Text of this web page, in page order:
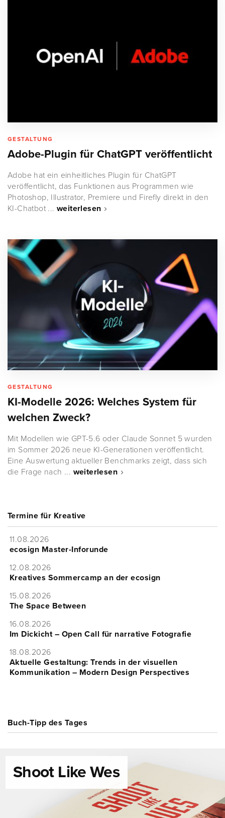
GESTALTUNG
Adobe-Plugin für ChatGPT veröffentlicht
Adobe hat ein einheitliches Plugin für ChatGPT
veröffentlicht, das Funktionen aus Programmen wie
Photoshop, Illustrator, Premiere und Firefly direkt in den
KI-Chatbot ...weiterlesen
GESTALTUNG
KI-Modelle 2026: Welches System für
welchen Zweck?
Mit Modellen wie GPT-5.6 oder Claude Sonnet 5 wurden
im Sommer 2026 neue KI-Generationen veröffentlicht.
Eine Auswertung aktueller Benchmarks zeigt, dass sich
die Frage nach ... weiterlesen
Termine für Kreative
11.08.2026
ecosign Master-Inforunde
12.08.2026
Kreatives Sommercamp an der ecosign
15.08.2026
The Space Between
16.08.2026
Im Dickicht – Open Call für narrative Fotografie
18.08.2026
Aktuelle Gestaltung: Trends in der visuellen
Kommunikation – Modern Design Perspectives
Buch-Tipp des Tages
Shoot Like Wes